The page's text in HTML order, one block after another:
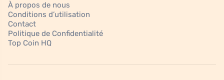
À propos de nous
Conditions d’utilisation
Contact
Politique de Confidentialité
Top Coin HQ